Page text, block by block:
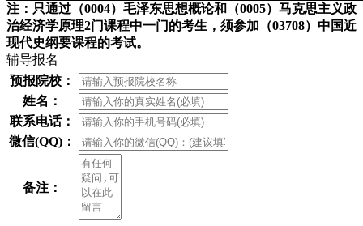
注：只通过（0004）毛泽东思想概论和（0005）马克思主义政
治经济学原理2门课程中一门的考生，须参加（03708）中国近
现代史纲要课程的考试。
辅导报名
预报院校：
姓名：
联系电话：
微信(QQ)：
备注：